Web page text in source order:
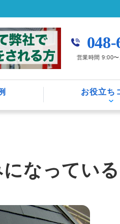
営業時間 9:00
お役立ち
なっている